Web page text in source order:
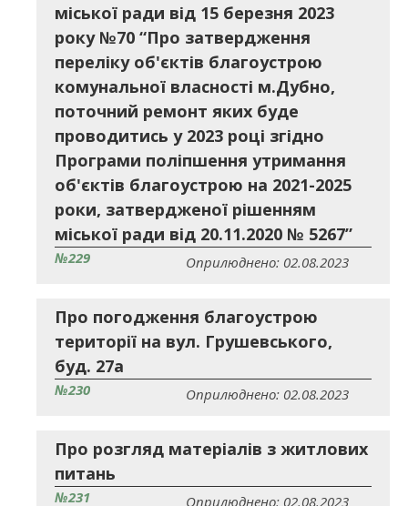
міської ради від 15 березня 2023
року №70 “Про затвердження
переліку об'єктів благоустрою
комунальної власності м.Дубно,
поточний ремонт яких буде
проводитись у 2023 році згідно
Програми поліпшення утримання
об'єктів благоустрою на 2021-2025
роки, затвердженої рішенням
міської ради від 20.11.2020 № 5267”
№229 Оприлюднено: 02.08.2023
Про погодження благоустрою
території на вул. Грушевського,
буд. 27а
№230 Оприлюднено: 02.08.2023
Про розгляд матеріалів з житлових
питань
№231 Оприлюднено: 02.08.2023